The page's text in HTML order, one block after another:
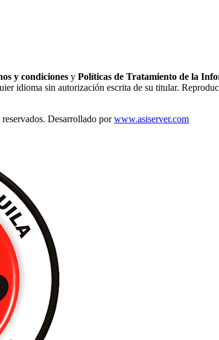
y condiciones y Políticas de Tratamiento de la
idioma sin autorización escrita de su titular.
Desarrollado porwww.asiserver.com